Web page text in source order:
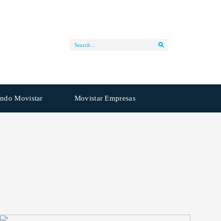
Movistar Movistar Empresas